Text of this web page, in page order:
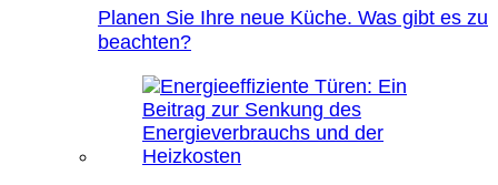
Planen Sie Ihre neue Küche. Was gibt es zu
beachten?